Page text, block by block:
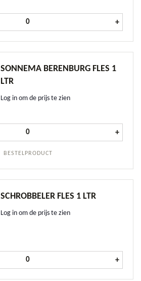
Jagermeister fles 1 ltr aantal+
SONNEMA BERENBURG FLES 1
LTR
Log in om de prijs te zien
BESTELPRODUCT
Sonnema Berenburg fles 1 ltr
+
SCHROBBELER FLES 1 LTR
Log in om de prijs te zien
Schrobbeler fles 1 ltr aantal +